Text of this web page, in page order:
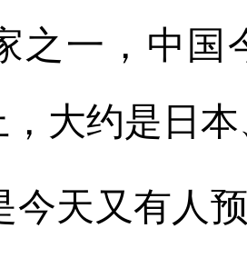
之一，中
，大约是日
又有人预